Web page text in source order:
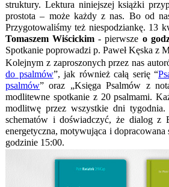
struktury. Lektura niniejszej książki
prostota – może każdy z nas. Bo od
Przygotowaliśmy też niespodziankę. 13
Tomaszem Wiścickim - pierwsze o
Spotkanie poprowadzi p. Paweł Kęska z
Kolejnym z zaproszonych przez nas
do psalmów”, jak również całą serię “
psalmów” oraz „Księga Psalmów z
modlitewne spotkanie z 20 psalmami.
modlitwę przez wszystkie dni
schematów i doświadczyć, że dialog
energetyczna, motywująca i
godzinie 15:00.